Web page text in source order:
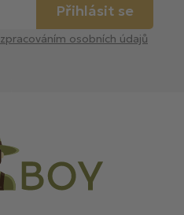
Přihlásit se
zpracováním osobních údajů